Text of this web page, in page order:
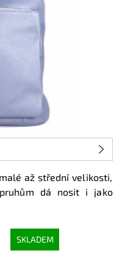
malé až střední velikosti,
dá nosit i jako
SKLADEM